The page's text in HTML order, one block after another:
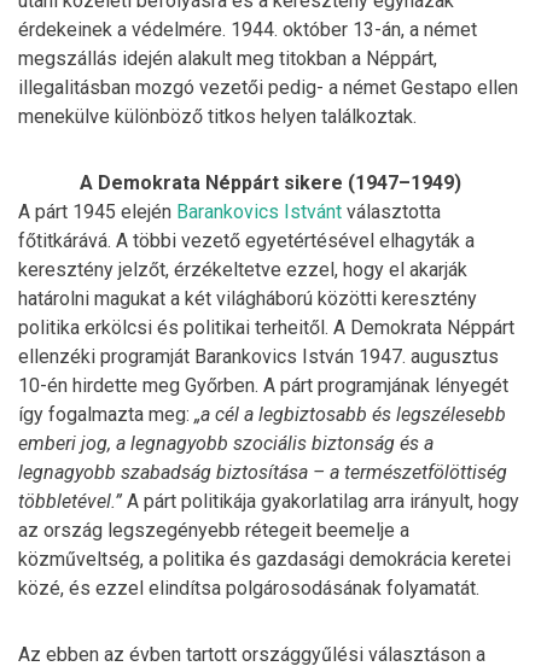
érdekeinek a védelmére. 1944. október 13-án, a német
megszállás idején alakult meg titokban a Néppárt,
illegalitásban mozgó vezetői pedig- a német Gestapo ellen
menekülve különböző titkos helyen találkoztak.
A Demokrata Néppárt sikere (1947–1949)
A párt 1945 elején Barankovics Istvánt választotta
főtitkárává. A többi vezető egyetértésével elhagyták a
keresztény jelzőt, érzékeltetve ezzel, hogy el akarják
határolni magukat a két világháború közötti keresztény
politika erkölcsi és politikai terheitől. A Demokrata Néppárt
ellenzéki programját Barankovics István 1947. augusztus
10-én hirdette meg Győrben. A párt programjának lényegét
így fogalmazta meg: „a cél a legbiztosabb és legszélesebb
emberi jog, a legnagyobb szociális biztonság és a
legnagyobb szabadság biztosítása – a természetfölöttiség
többletével.” A párt politikája gyakorlatilag arra irányult, hogy
az ország legszegényebb rétegeit beemelje a
közműveltség, a politika és gazdasági demokrácia keretei
közé, és ezzel elindítsa polgárosodásának folyamatát.
Az ebben az évben tartott országgyűlési választáson a